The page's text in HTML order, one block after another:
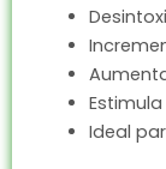
Ideal